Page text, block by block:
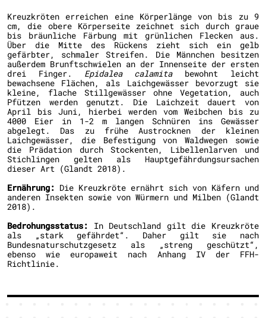
Kreuzkröten erreichen eine Körperlänge von bis zu 9
cm, die obere Körperseite zeichnet sich durch graue
bis bräunliche Färbung mit grünlichen Flecken aus.
Über die Mitte des Rückens zieht sich ein gelb
gefärbter, schmaler Streifen. Die Männchen besitzen
außerdem Brunftschwielen an der Innenseite der ersten
drei Finger. Epidalea calamitabewohnt leicht
bewachsene Flächen, als Laichgewässer bevorzugt sie
kleine, flache Stillgewässer ohne Vegetation, auch
Pfützen werden genutzt. Die Laichzeit dauert von
April bis Juni, hierbei werden vom Weibchen bis zu
4000 Eier in 1-2 m langen Schnüren ins Gewässer
abgelegt. Das zu frühe Austrocknen der kleinen
Laichgewässer, die Befestigung von Waldwegen sowie
die Prädation durch Stockenten, Libellenlarven und
Stichlingen gelten als Hauptgefährdungsursachen
dieser Art (Glandt 2018).
Ernährung: Die Kreuzkröte ernährt sich von Käfern und
anderen Insekten sowie von Würmern und Milben (Glandt
2018).
Bedrohungsstatus: In Deutschland gilt die Kreuzkröte
als „stark gefährdet“. Daher gilt sie nach
Bundesnaturschutzgesetz als „streng geschützt“,
ebenso wie europaweit nach Anhang IV der FFH-
Richtlinie.